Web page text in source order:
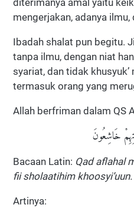
diterimanya amal yaitu
mengerjakan, adanya
Ibadah shalat pun begitu.
tanpa ilmu, dengan niat
syariat, dan tidak
termasuk orang yang
Allah berfriman dalam QS
خَاشِعُونَ
Bacaan Latin: Qad aflahal
fii sholaatihim khoosyi’uun.
Artinya: